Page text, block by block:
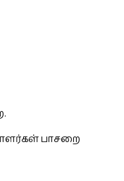
பாசறை